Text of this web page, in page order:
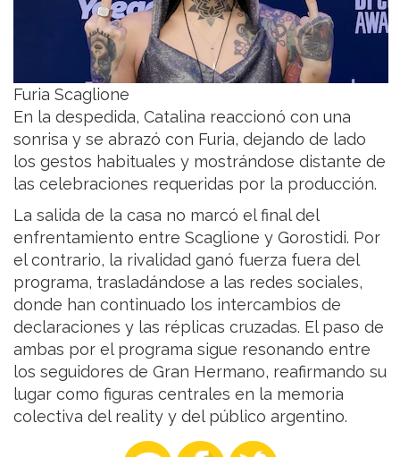
Furia Scaglione
En la despedida, Catalina reaccionó con una
sonrisa y se abrazó con Furia, dejando de lado
los gestos habituales y mostrándose distante de
las celebraciones requeridas por la producción.
La salida de la casa no marcó el final del
enfrentamiento entre Scaglione y Gorostidi. Por
el contrario, la rivalidad ganó fuerza fuera del
programa, trasladándose a las redes sociales,
donde han continuado los intercambios de
declaraciones y las réplicas cruzadas. El paso de
ambas por el programa sigue resonando entre
los seguidores de Gran Hermano, reafirmando su
lugar como figuras centrales en la memoria
colectiva del reality y del público argentino.